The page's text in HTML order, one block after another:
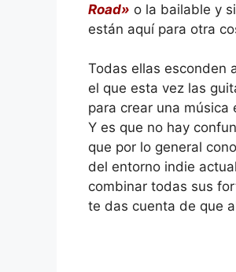
Road» o la bailable y
están aquí para otra
Todas ellas esconden
el que esta vez las
para crear una
Y es que no hay
que por lo general
del entorno indie
combinar todas sus
te das cuenta de que